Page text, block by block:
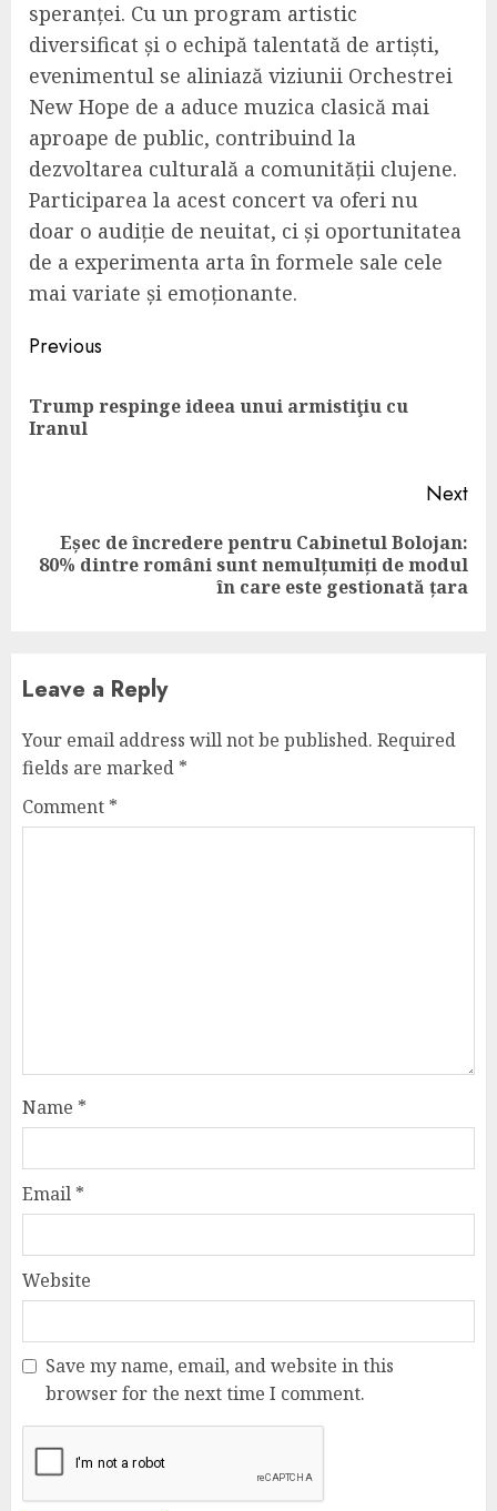
speranței. Cu un program artistic
diversificat și o echipă talentată de artiști,
evenimentul se aliniază viziunii Orchestrei
New Hope de a aduce muzica clasică mai
aproape de public, contribuind la
dezvoltarea culturală a comunității clujene.
Participarea la acest concert va oferi nu
doar o audiție de neuitat, ci și oportunitatea
de a experimenta arta în formele sale cele
mai variate și emoționante.
Continue
Previous
Trump respinge ideea unui armistiţiu cu
Iranul
Next
Next
Eșec de încredere pentru Cabinetul Bolojan:
80% dintre români sunt nemulțumiți de modul
în care este gestionată țara
Leave a Reply
Your email address will not be published. Required
fields are marked *
Comment *
Name *
Email *
Website
Save my name, email, and website in this
browser for the next time I comment.